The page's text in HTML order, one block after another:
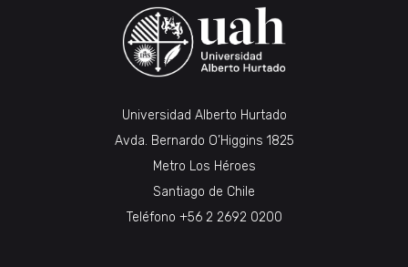
Universidad Alberto Hurtado
Avda. Bernardo O’Higgins 1825
Metro Los Héroes
Santiago de Chile
Teléfono +56 2 2692 0200